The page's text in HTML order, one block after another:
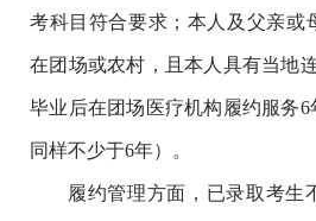
考科目符合要求；本人及父亲或
在团场或农村，且本人具有当地
毕业后在团场医疗机构履约服务
同样不少于6年）。
履约管理方面，已录取考生